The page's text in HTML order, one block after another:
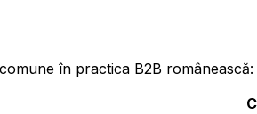
în practica B2B românească: